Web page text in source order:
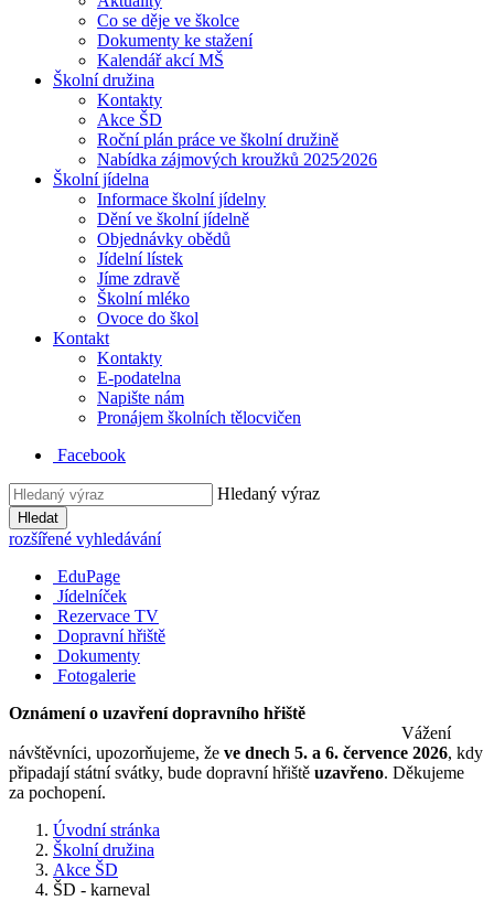
Co se děje ve školce
Dokumenty ke stažení
Kalendář akcí MŠ
Školní družina
Kontakty
Akce ŠD
Roční plán práce ve školní družině
Nabídka zájmových kroužků 2025⁄2026
Školní jídelna
Informace školní jídelny
Dění ve školní jídelně
Objednávky obědů
Jídelní lístek
Jíme zdravě
Školní mléko
Ovoce do škol
Kontakt
Kontakty
E-podatelna
Napište nám
Pronájem školních tělocvičen
Facebook
Hledaný výraz
Hledat
rozšířené vyhledávání
EduPage
Jídelníček
Rezervace TV
Dopravní hřiště
Dokumenty
Fotogalerie
Oznámení o uzavření dopravního hřiště
Vážení
návštěvníci, upozorňujeme, že ve dnech 5. a 6. července 2026, kdy
připadají státní svátky, bude dopravní hřiště uzavřeno. Děkujeme
za pochopení.
Úvodní stránka
Školní družina
Akce ŠD
ŠD - karneval